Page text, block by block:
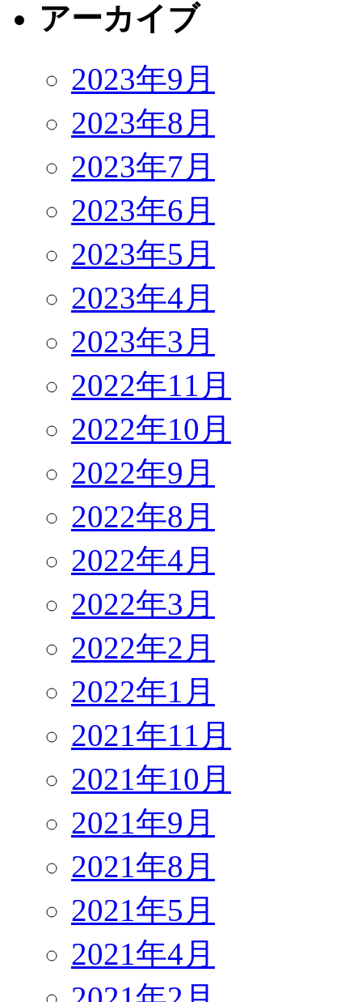
アーカイブ
2023年9月
2023年8月
2023年7月
2023年6月
2023年5月
2023年4月
2023年3月
2022年11月
2022年10月
2022年9月
2022年8月
2022年4月
2022年3月
2022年2月
2022年1月
2021年11月
2021年10月
2021年9月
2021年8月
2021年5月
2021年4月